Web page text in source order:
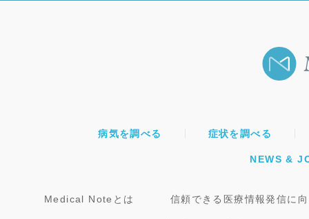
病気を調べる 症状を調べる
NEWS &
Medical Noteとは 信頼できる医療情報発信に